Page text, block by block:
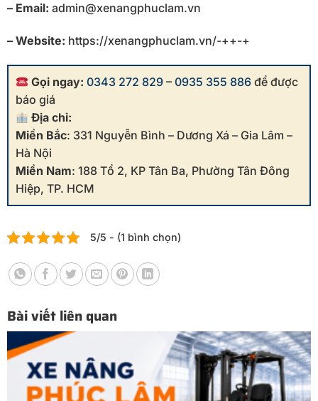
– Email: admin@xenangphuclam.vn
– Website: https://xenangphuclam.vn/-++-+
Gọi ngay: 0343 272 829 –0935 355 886 để được
báo giá
Địa chỉ:
Miền Bắc: 331 Nguyễn Bình – Dương Xá – Gia Lâm –
Hà Nội
Miền Nam: 188 Tổ 2, KP Tân Ba, Phường Tân Đông
Hiệp, TP. HCM
5/5 - (1 bình chọn)
Bài viết liên quan